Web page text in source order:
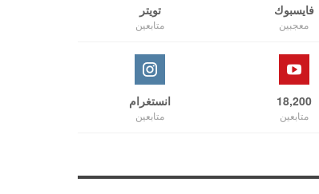
فايسبوك
معجبين
تويتر
متابعين
18,200
متابعين
انستغرام
متابعين